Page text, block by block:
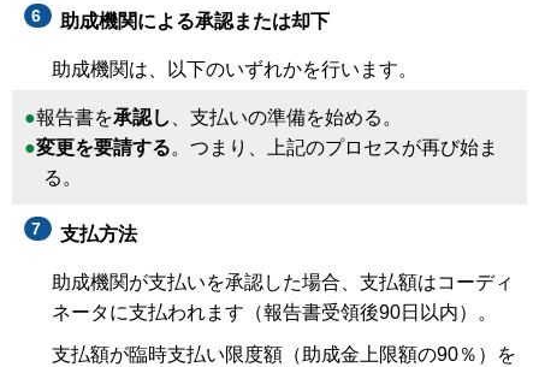
助成機関による承認または却下
助成機関は、以下のいずれかを行います。
報告書を承認し
、支払いの準備を始める。
変更を要請する。つまり、上記のプロセスが再び始ま
る。
支払方法
助成機関が支払いを承認した場合、支払額はコーディ
ネータに支払われます（報告書受領後90日以内）。
支払額が臨時支払い限度額（助成金上限額の90％）を